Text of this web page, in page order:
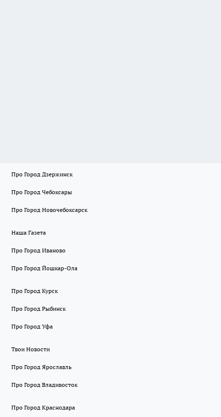
Про Город Дзержинск
Про Город Чебоксары
Про Город Новочебоксарск
Наша Газета
Про Город Иваново
Про Город Йошкар-Ола
Про Город Курск
Про Город Рыбинск
Про Город Уфа
Твои Новости
Про Город Ярославль
Про Город Владивосток
Про Город Краснодара